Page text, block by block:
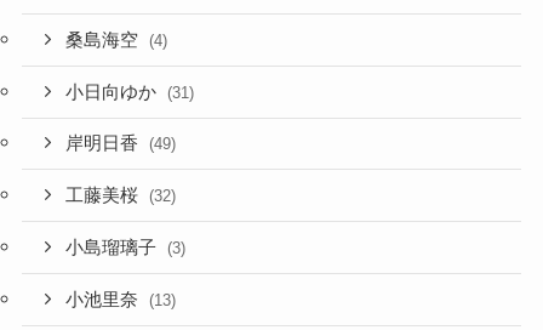
桑島海空 (4)
小日向ゆか (31)
岸明日香 (49)
工藤美桜 (32)
小島瑠璃子 (3)
小池里奈 (13)